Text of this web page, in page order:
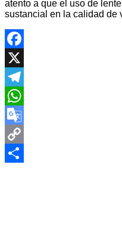
atento a que el uso de
sustancial en la calidad de
Facebook
X
Telegram
WhatsApp
Google
Translate
Copy